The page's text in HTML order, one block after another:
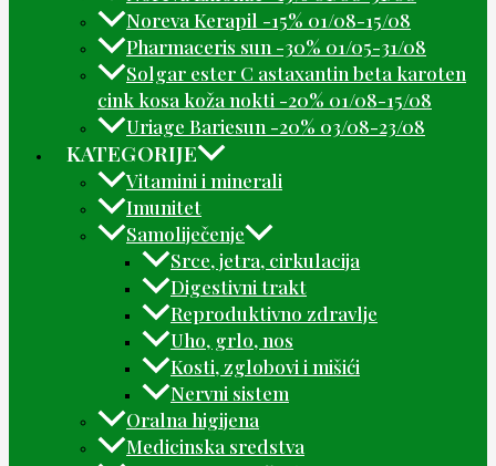
Noreva Kerapil -15% 01/08-15/08
Pharmaceris sun -30% 01/05-31/08
Solgar ester C astaxantin beta karoten
cink kosa koža nokti -20% 01/08-15/08
Uriage Bariesun -20% 03/08-23/08
KATEGORIJE
Vitamini i minerali
Imunitet
Samoliječenje
Srce, jetra, cirkulacija
Digestivni trakt
Reproduktivno zdravlje
Uho, grlo, nos
Kosti, zglobovi i mišići
Nervni sistem
Oralna higijena
Medicinska sredstva